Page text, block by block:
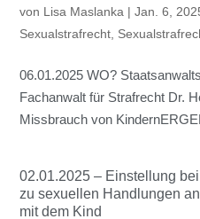
von Lisa Maslanka |Jan. 6,
Sexualstrafrecht
06.01.2025 WO?
Fachanwalt für Strafrecht Dr.
Missbrauch von
02.01.2025 – Einstellung
zu sexuellen Handlungen
mit dem Kind